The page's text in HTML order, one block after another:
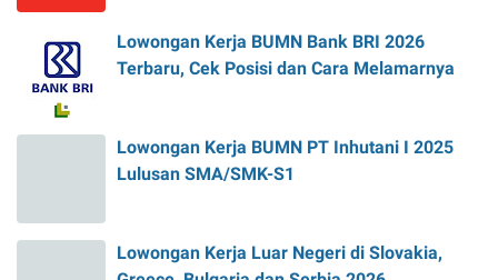
Lowongan Kerja BUMN Bank BRI 2026
Terbaru, Cek Posisi dan Cara Melamarnya
Lowongan Kerja BUMN PT Inhutani I 2025
Lulusan SMA/SMK-S1
Lowongan Kerja Luar Negeri di Slovakia,